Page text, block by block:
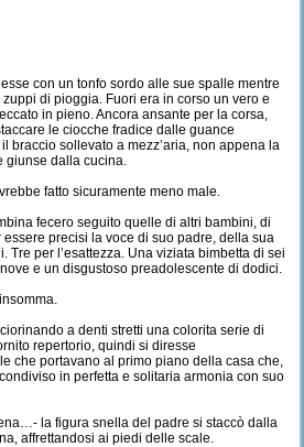
con un tonfo sordo alle sue spalle mentre
di pioggia. Fuori era in corso un vero e
in pieno. Ancora ansante per la corsa,
le ciocche fradice dalle guance
braccio sollevato a mezz’aria, non appena la
giunse dalla cucina.
fatto sicuramente meno male.
fecero seguito quelle di altri bambini, di
precisi la voce di suo padre, della sua
Tre per l’esattezza. Una viziata bimbetta di sei
e un disgustoso preadolescente di dodici.
a denti stretti una colorita serie di
repertorio, quindi si diresse
che portavano al primo piano della casa che,
in perfetta e solitaria armonia con suo
la figura snella del padre si staccò dalla
affrettandosi ai piedi delle scale.